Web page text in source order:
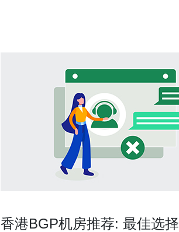
香港BGP机房推荐: 最佳选择